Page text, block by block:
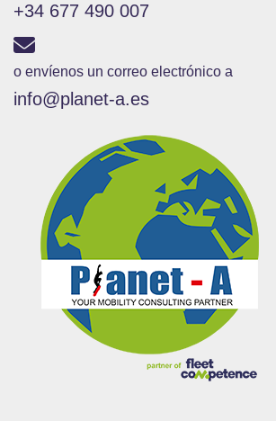
+34 677 490 007
o envíenos un correo electrónico a
info@planet-a.es